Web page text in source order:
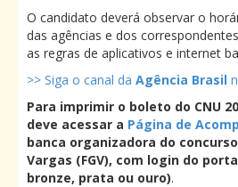
O candidato deverá observar o
das agências e dos
as regras de aplicativos e internet
>> Siga o canal da Agência Brasil
Para imprimir o boleto do CNU
deve acessar a Página de
banca organizadora do
Vargas (FGV), com login do
bronze, prata ou ouro).